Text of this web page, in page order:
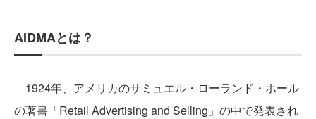
AIDMAとは？
1924年、アメリカのサミュエル・ローランド・ホール
の著書「Retail Advertising and Selling」の中で発表され